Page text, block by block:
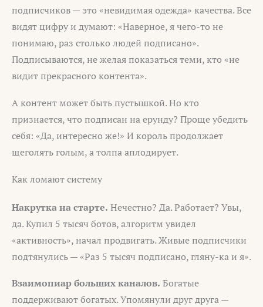
подписчиков — это «невидимая одежда» качества. Все
видят цифру и думают: «Наверное, я чего-то не
понимаю, раз столько людей подписано».
Подписываются, не желая показаться теми, кто «не
видит прекрасного контента».
А контент может быть пустышкой. Но кто
признается, что подписан на ерунду? Проще убедить
себя: «Да, интересно же!» И король продолжает
щеголять голым, а толпа аплодирует.
Как ломают систему
Накрутка на старте. Нечестно? Да. Работает? Увы,
да. Купил 5 тысяч ботов, алгоритм увидел
«активность», начал продвигать. Живые подписчики
подтянулись — «Раз 5 тысяч подписано, гляну-ка и я».
Взаимопиар больших каналов. Богатые
поддерживают богатых. Упомянули друг друга —